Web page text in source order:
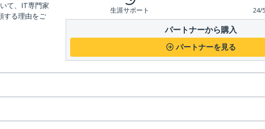
て、IT専門家
する理由をご
生涯サポート 24/
パートナーから購入
パートナーを見る